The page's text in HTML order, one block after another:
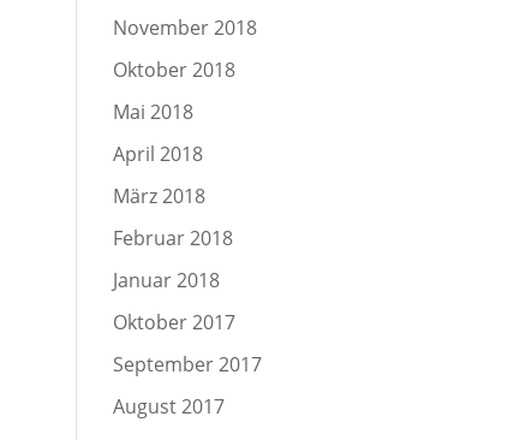
November 2018
Oktober 2018
Mai 2018
April 2018
März 2018
Februar 2018
Januar 2018
Oktober 2017
September 2017
August 2017